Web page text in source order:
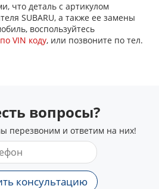
что деталь с артикулом
SUBARU, а также ее замены
воспользуйтесь
VIN коду, или позвоните по тел.
вопросы?
перезвоним и ответим на них!
консультацию